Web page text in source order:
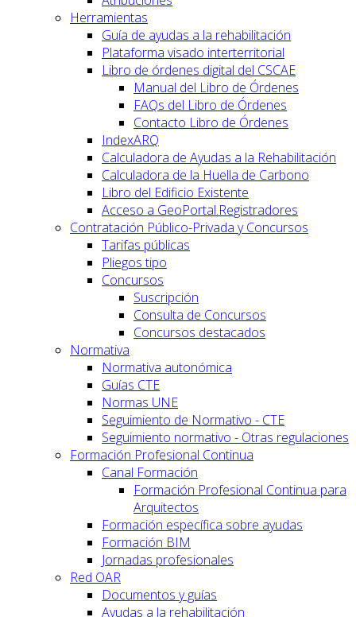
Herramientas
Guía de ayudas a la rehabilitación
Plataforma visado interterritorial
Libro de órdenes digital del CSCAE
Manual del Libro de Órdenes
FAQs del Libro de Órdenes
Contacto Libro de Órdenes
IndexARQ
Calculadora de Ayudas a la Rehabilitación
Calculadora de la Huella de Carbono
Libro del Edificio Existente
Acceso a GeoPortal.Registradores
Contratación Público-Privada y Concursos
Tarifas públicas
Pliegos tipo
Concursos
Suscripción
Consulta de Concursos
Concursos destacados
Normativa
Normativa autonómica
Guías CTE
Normas UNE
Seguimiento de Normativo - CTE
Seguimiento normativo - Otras regulaciones
Formación Profesional Continua
Canal Formación
Formación Profesional Continua para
Arquitectos
Formación específica sobre ayudas
Formación BIM
Jornadas profesionales
Red OAR
Documentos y guías
Ayudas a la rehabilitación